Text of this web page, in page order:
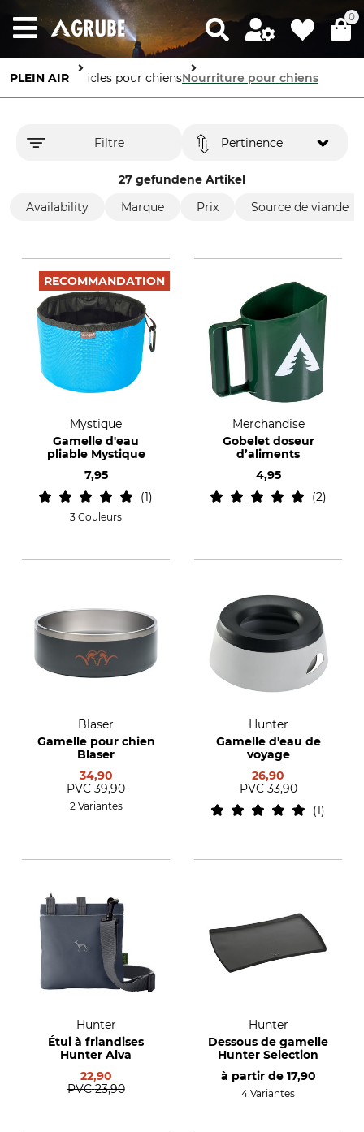
0
PLEIN AIR Articles pour chiensNourriture pour chiens
Filtre
27 gefundene Artikel
Pertinence
Availability Marque Prix Source de viande
RECOMMANDATION
Mystique
Gamelle d'eau
pliable Mystique
7,95
1
3 Couleurs
Merchandise
Gobelet doseur
d’aliments
4,95
2
Blaser
Gamelle pour chien
Blaser
34,90
PVC 39,90
2 Variantes
Hunter
Gamelle d'eau de
voyage
26,90
PVC 33,90
1
Hunter
Étui à friandises
Hunter Alva
22,90
PVC 23,90
Hunter
Dessous de gamelle
Hunter Selection
à partir de 17,90
4 Variantes